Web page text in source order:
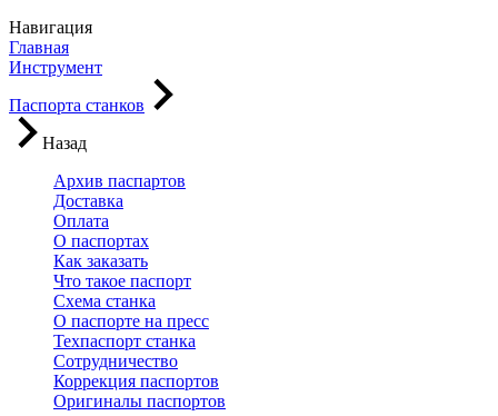
Навигация
Главная
Инструмент
Паспорта станков
Назад
Архив паспартов
Доставка
Оплата
О паспортах
Как заказать
Что такое паспорт
Схема станка
О паспорте на пресс
Техпаспорт станка
Сотрудничество
Коррекция паспортов
Оригиналы паспортов